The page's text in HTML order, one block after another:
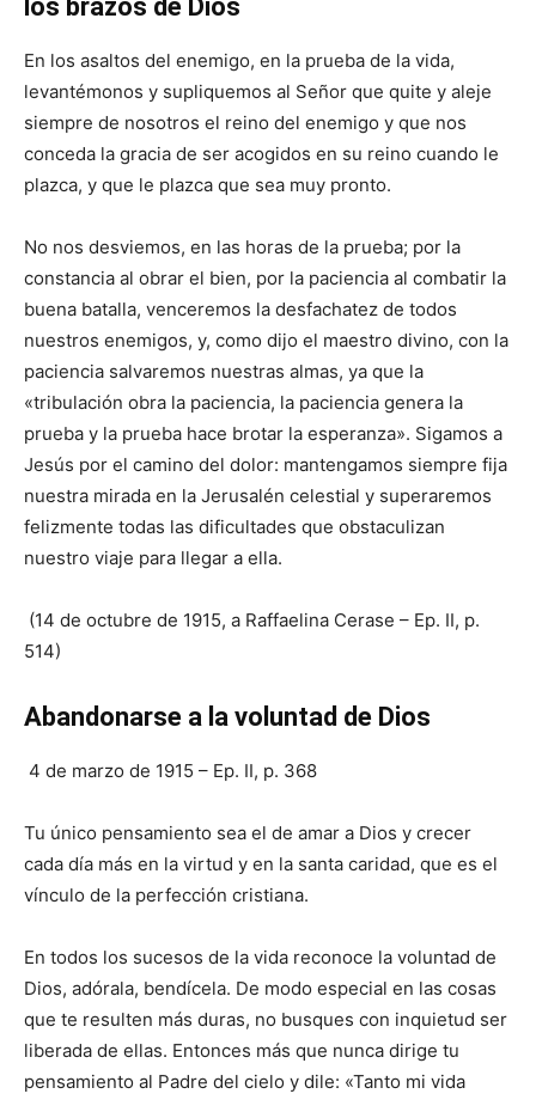
los brazos de Dios
En los asaltos del enemigo, en la prueba de la vida,
levantémonos y supliquemos al Señor que quite y aleje
siempre de nosotros el reino del enemigo y que nos
conceda la gracia de ser acogidos en su reino cuando le
plazca, y que le plazca que sea muy pronto.
No nos desviemos, en las horas de la prueba; por la
constancia al obrar el bien, por la paciencia al combatir la
buena batalla, venceremos la desfachatez de todos
nuestros enemigos, y, como dijo el maestro divino, con la
paciencia salvaremos nuestras almas, ya que la
«tribulación obra la paciencia, la paciencia genera la
prueba y la prueba hace brotar la esperanza». Sigamos a
Jesús por el camino del dolor: mantengamos siempre fija
nuestra mirada en la Jerusalén celestial y superaremos
felizmente todas las dificultades que obstaculizan
nuestro viaje para llegar a ella.
(14 de octubre de 1915, a Raffaelina Cerase – Ep. II, p.
514)
Abandonarse a la voluntad de Dios
4 de marzo de 1915 – Ep. II, p. 368
Tu único pensamiento sea el de amar a Dios y crecer
cada día más en la virtud y en la santa caridad, que es el
vínculo de la perfección cristiana.
En todos los sucesos de la vida reconoce la voluntad de
Dios, adórala, bendícela. De modo especial en las cosas
que te resulten más duras, no busques con inquietud ser
liberada de ellas. Entonces más que nunca dirige tu
pensamiento al Padre del cielo y dile: «Tanto mi vida